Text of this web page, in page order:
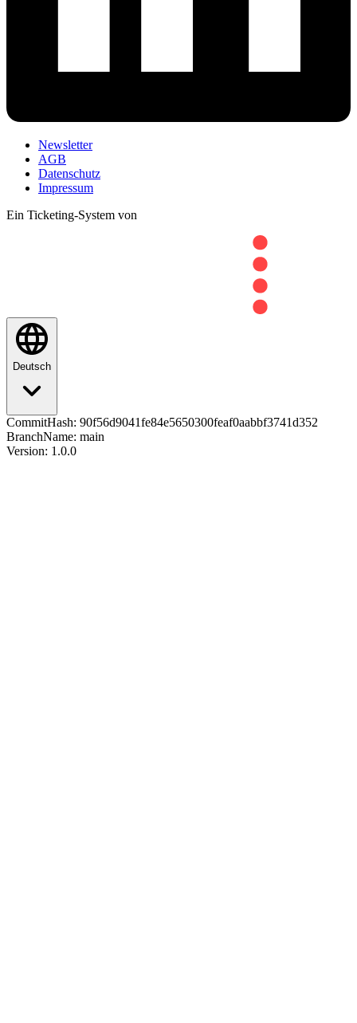
Newsletter
AGB
Datenschutz
Impressum
Ein Ticketing-System von
Deutsch
CommitHash: 90f56d9041fe84e5650300feaf0aabbf3741d352
BranchName: main
Version: 1.0.0